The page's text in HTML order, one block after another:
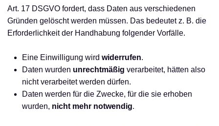
Art. 17 DSGVO fordert, dass Daten aus verschiedenen
Gründen gelöscht werden müssen. Das bedeutet z. B. die
Erforderlichkeit der Handhabung folgender Vorfälle.
Eine Einwilligung wird widerrufen.
Daten wurden unrechtmäßig verarbeitet, hätten also
nicht verarbeitet werden dürfen.
Daten werden für die Zwecke, für die sie erhoben
wurden, nicht mehr notwendig.